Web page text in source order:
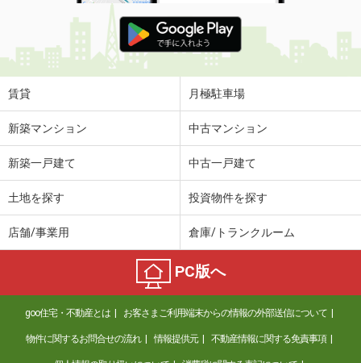
賃貸 月極駐車場
新築マンション 中古マンション
新築一戸建て 中古一戸建て
土地を探す 投資物件を探す
店舗/事業用 倉庫/トランクルーム
PC版へ
goo住宅・不動産とは お客さまご利用端末からの情報の外部送信について
物件に関するお問合せの流れ 情報提供元 不動産情報に関する免責事項